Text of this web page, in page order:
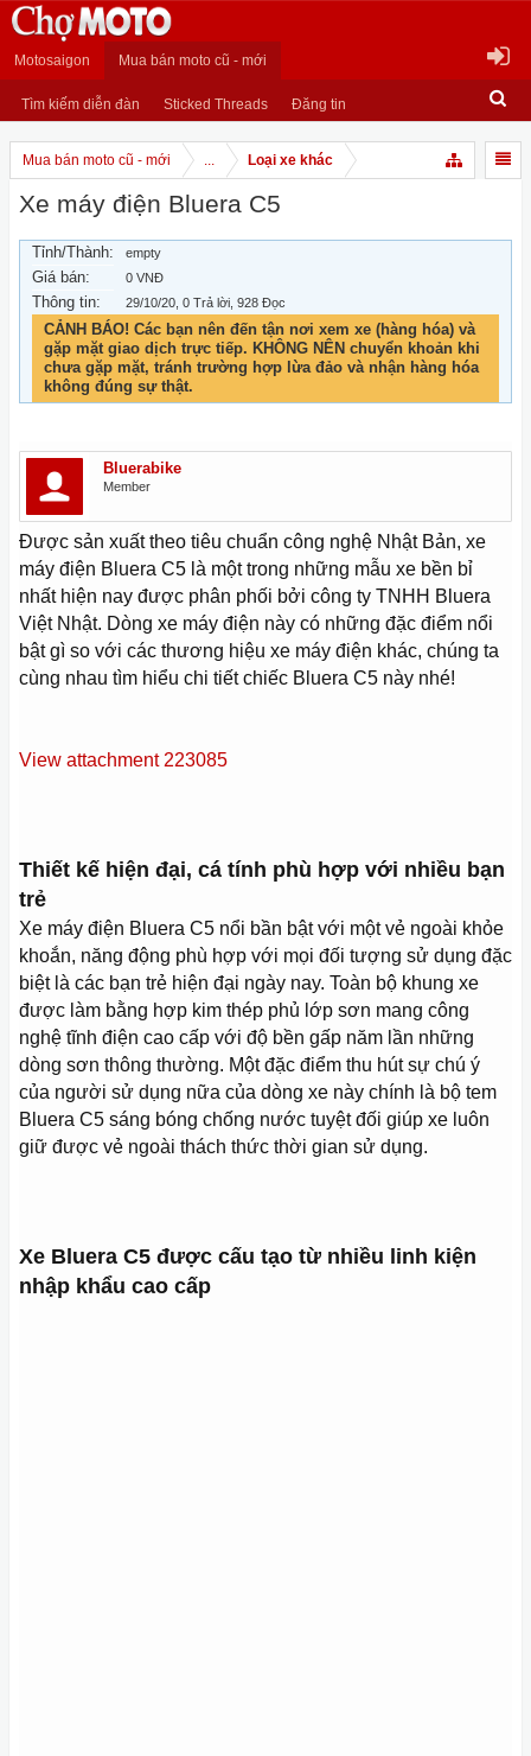
Motosaigon Mua bán moto cũ - mới
Tìm kiếm diễn đàn Sticked Threads Đăng tin
Mua bán moto cũ - mới ... Loại xe khác
Xe máy điện Bluera C5
Tỉnh/Thành: empty
Giá bán: 0 VNĐ
Thông tin: 29/10/20 , 0 Trả lời, 928 Đọc
CẢNH BÁO! Các bạn nên đến tận nơi xem xe (hàng hóa) và
gặp mặt giao dịch trực tiếp. KHÔNG NÊN chuyển khoản khi
chưa gặp mặt, tránh trường hợp lừa đảo và nhận hàng hóa
không đúng sự thật.
Bluerabike
Member
Được sản xuất theo tiêu chuẩn công nghệ Nhật Bản, xe
máy điện Bluera C5 là một trong những mẫu xe bền bỉ
nhất hiện nay được phân phối bởi công ty TNHH Bluera
Việt Nhật. Dòng xe máy điện này có những đặc điểm nổi
bật gì so với các thương hiệu xe máy điện khác, chúng ta
cùng nhau tìm hiểu chi tiết chiếc Bluera C5 này nhé!
View attachment 223085
Thiết kế hiện đại, cá tính phù hợp với nhiều bạn
trẻ
Xe máy điện Bluera C5 nổi bần bật với một vẻ ngoài khỏe
khoắn, năng động phù hợp với mọi đối tượng sử dụng đặc
biệt là các bạn trẻ hiện đại ngày nay. Toàn bộ khung xe
được làm bằng hợp kim thép phủ lớp sơn mang công
nghệ tĩnh điện cao cấp với độ bền gấp năm lần những
dòng sơn thông thường. Một đặc điểm thu hút sự chú ý
của người sử dụng nữa của dòng xe này chính là bộ tem
Bluera C5 sáng bóng chống nước tuyệt đối giúp xe luôn
giữ được vẻ ngoài thách thức thời gian sử dụng.
Xe Bluera C5 được cấu tạo từ nhiều linh kiện
nhập khẩu cao cấp